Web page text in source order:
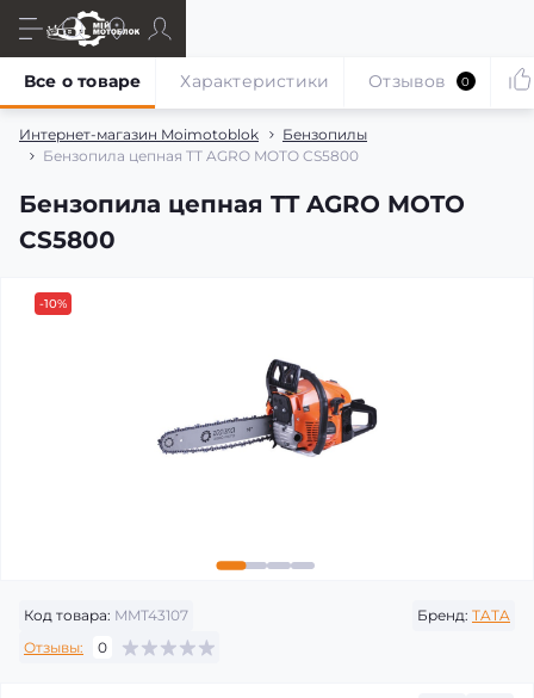
Интернет-магазин Moimotoblok
Бензопилы
Бензопила цепная TT AGRO MOTO CS5800
Бензопила цепная TT AGRO MOTO
CS5800
Все о товаре Характеристики Отзывов 0
-10%
Код товара: MMT43107 Бренд: TATA
Отзывы:
0